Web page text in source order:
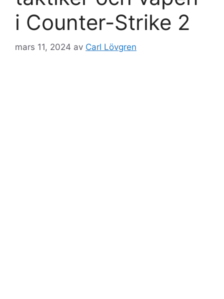
i Counter-Strike 2
mars 11, 2024 av Carl Lövgren